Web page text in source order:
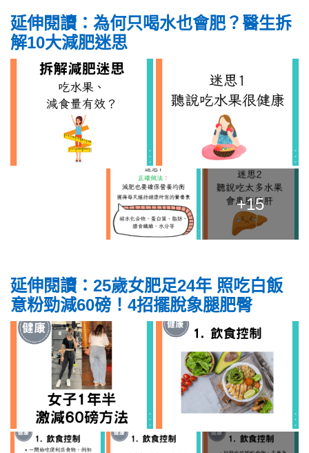
延伸閱讀：為何只喝水也會肥？醫生拆
解10大減肥迷思
+15
延伸閱讀：25歲女肥足24年 照吃白飯
意粉勁減60磅！4招擺脫象腿肥臀